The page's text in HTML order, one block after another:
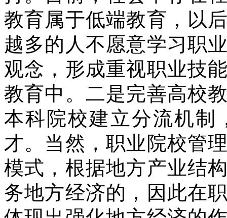
教育属于低端教育，以
越多的人不愿意学习职
观念，形成重视职业技
教育中。二是完善高校
本科院校建立分流机制
才。当然，职业院校管
模式，根据地方产业结
务地方经济的，因此在